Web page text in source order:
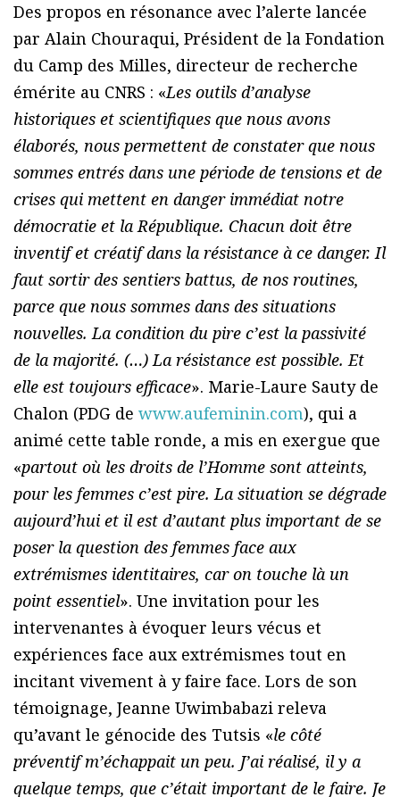
Des propos en résonance avec l’alerte lancée
par Alain Chouraqui, Président de la Fondation
du Camp des Milles, directeur de recherche
émérite au CNRS : «Les outils d’analyse
historiques et scientifiques que nous avons
élaborés, nous permettent de constater que nous
sommes entrés dans une période de tensions et de
crises qui mettent en danger immédiat notre
démocratie et la République. Chacun doit être
inventif et créatif dans la résistance à ce danger. Il
faut sortir des sentiers battus, de nos routines,
parce que nous sommes dans des situations
nouvelles. La condition du pire c’est la passivité
de la majorité. (…) La résistance est possible. Et
elle est toujours efficace». Marie-Laure Sauty de
Chalon (PDG de www.aufeminin.com), qui a
animé cette table ronde, a mis en exergue que
«partout où les droits de l’Homme sont atteints,
pour les femmes c’est pire. La situation se dégrade
aujourd’hui et il est d’autant plus important de se
poser la question des femmes face aux
extrémismes identitaires, car on touche là un
point essentiel». Une invitation pour les
intervenantes à évoquer leurs vécus et
expériences face aux extrémismes tout en
incitant vivement à y faire face. Lors de son
témoignage, Jeanne Uwimbabazi releva
qu’avant le génocide des Tutsis «le côté
préventif m’échappait un peu. J’ai réalisé, il y a
quelque temps, que c’était important de le faire. Je